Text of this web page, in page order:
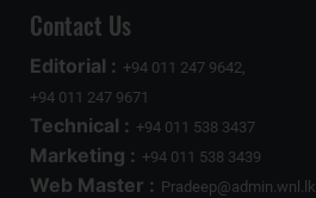
Contact Us
Editorial : +94 011 247 9642,
+94 011 247 9671
Technical : +94 011 538 3437
Marketing : +94 011 538 3439
Web Master : Pradeep@admin.wnl.lk